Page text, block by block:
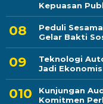
Kepuasan
Peduli
Gelar Bakti
Teknologi
Jadi Ekonomis
Kunjungan
Komitmen